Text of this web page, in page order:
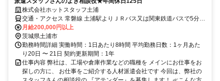
株式会社ホットスタッフ土浦
交通・アクセス 常磐線 土浦駅よりＪＲバス又は関東鉄道バスで5分
(土浦一中前バス停前)。常磐自動車道 土浦北インターより車で15分。
国道354号線沿い、土浦警察署より西へ5分、ファミリーマートの向
かいです。※屋上の看板が目印です。
月給200,000円以上
茨城県土浦市
勤務時間詳細 実働時間：1日あたり8時間 平均勤務日数：1ヶ月あた
り20日 〜 21日 契約更新期間：1年
仕事内容 弊社は、工場や倉庫作業などの職種を メインにお仕事をお
探しの方に、 お仕事をご紹介する人材派遣会社です 今回は、弊社の